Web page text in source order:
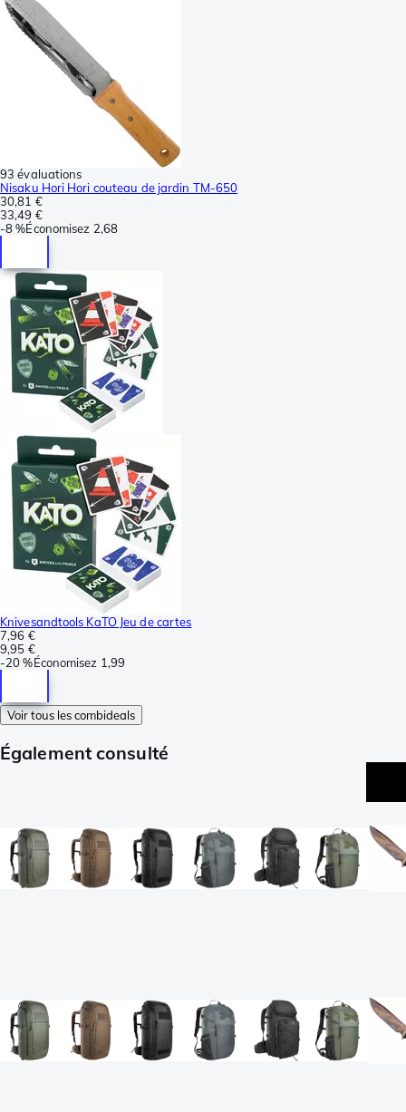
93 évaluations
Nisaku Hori Hori couteau de jardin TM-650
30,81 €
33,49 €
-8 %Économisez 2,68
Knivesandtools KaTO Jeu de cartes
7,96 €
9,95 €
-20 %Économisez 1,99
Voir tous les combideals
Également consulté